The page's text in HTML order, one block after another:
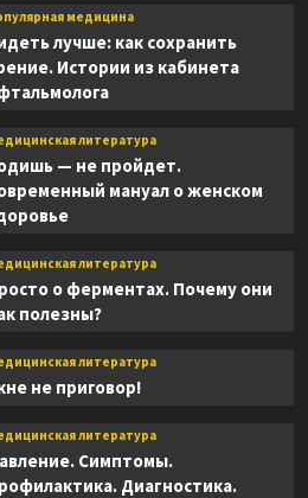
медицина
лучше: как сохранить
Истории из кабинета
литература
— не пройдет.
мануал о женском
литература
о ферментах. Почему они
полезны?
литература
не приговор!
литература
Симптомы.
Диагностика.